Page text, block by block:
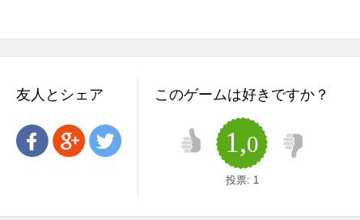
友人とシェア このゲームは好きですか？
1,0
投票: 1